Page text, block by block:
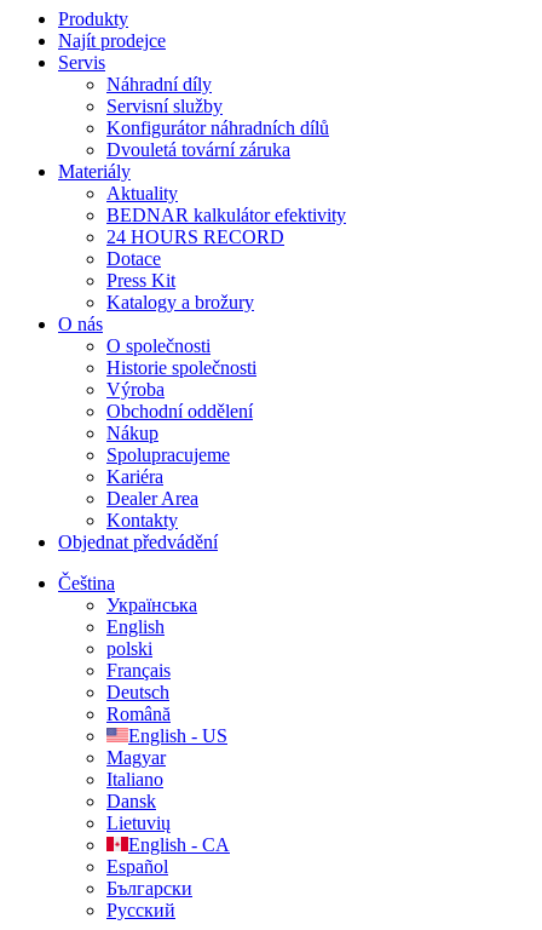
Produkty
Najít prodejce
Servis
Náhradní díly
Servisní služby
Konfigurátor náhradních dílů
Dvouletá tovární záruka
Materiály
Aktuality
BEDNAR kalkulátor efektivity
24 HOURS RECORD
Dotace
Press Kit
Katalogy a brožury
O nás
O společnosti
Historie společnosti
Výroba
Obchodní oddělení
Nákup
Spolupracujeme
Kariéra
Dealer Area
Kontakty
Objednat předvádění
Čeština
Українська
English
polski
Français
Deutsch
Română
English - US
Magyar
Italiano
Dansk
Lietuvių
English - CA
Español
Български
Русский